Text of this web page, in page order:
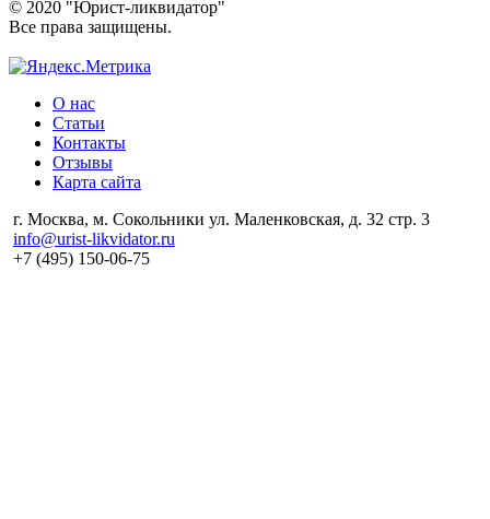
© 2020 "Юрист-ликвидатор"
Все права защищены.
О нас
Статьи
Контакты
Отзывы
Карта сайта
г. Москва, м. Сокольники ул. Маленковская, д. 32 стр. 3
info@urist-likvidator.ru
+7 (495) 150-06-75